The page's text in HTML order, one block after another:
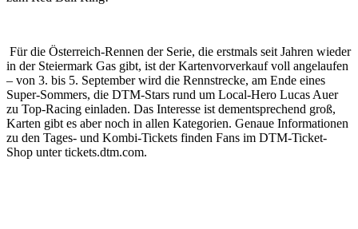
Für die Österreich-Rennen der Serie, die erstmals seit Jahren wieder
in der Steiermark Gas gibt, ist der Kartenvorverkauf voll angelaufen
– von 3. bis 5. September wird die Rennstrecke, am Ende eines
Super-Sommers, die DTM-Stars rund um Local-Hero Lucas Auer
zu Top-Racing einladen. Das Interesse ist dementsprechend groß,
Karten gibt es aber noch in allen Kategorien. Genaue Informationen
zu den Tages- und Kombi-Tickets finden Fans im DTM-Ticket-
Shop unter tickets.dtm.com.